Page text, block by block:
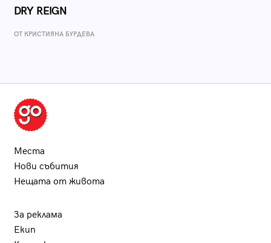
DRY REIGN
ОТ КРИСТИЯНА БУРДЕВА
Места
Нови събития
Нещата от живота
За реклама
Екип